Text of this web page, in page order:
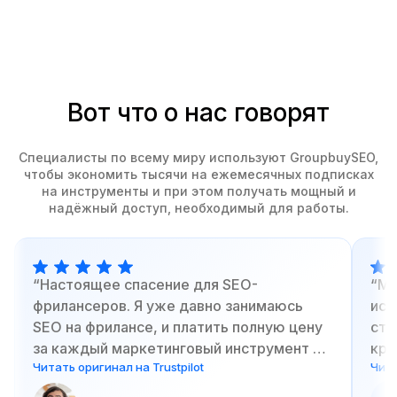
Вот что о нас говорят
Специалисты по всему миру используют GroupbuySEO,
чтобы экономить тысячи на ежемесячных подписках
на инструменты и при этом получать мощный и
надёжный доступ, необходимый для работы.
Настоящее спасение для SEO-
фрилансеров. Я уже давно занимаюсь
SEO на фрилансе, и платить полную цену
за каждый маркетинговый инструмент —
это просто убивало мою маржу. Но и
отказаться от них нельзя: без
Читать оригинал на Trustpilot